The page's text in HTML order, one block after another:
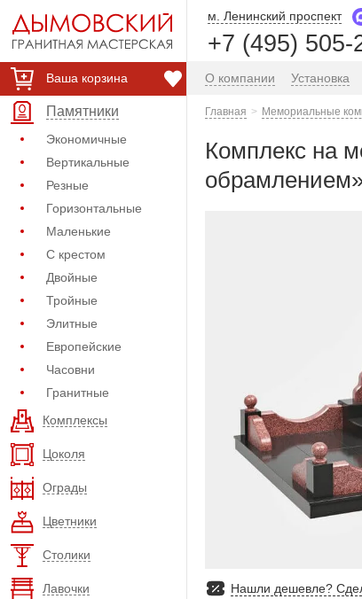
Ваша корзина
Памятники
Экономичные
Вертикальные
Резные
Горизонтальные
Маленькие
С крестом
Двойные
Тройные
Элитные
Европейские
Часовни
Гранитные
Комплексы
Цоколя
Ограды
Цветники
Столики
Лавочки
м. Ленинский проспект
+7 (495) 505-
О компании Установка
Главная Мемориальные
Комплекс на
Нашли дешевле?